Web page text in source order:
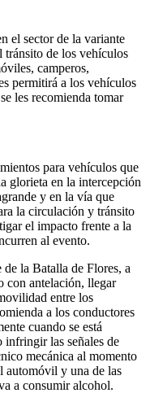
el sector de la variante
tránsito de los vehículos
camperos,
permitirá a los vehículos
les recomienda tomar
para vehículos que
glorieta en la intercepción
y en la vía que
la circulación y tránsito
el impacto frente a la
al evento.
de la Batalla de Flores, a
con antelación, llegar
entre los
a los conductores
cuando se está
infringir las señales de
mecánica al momento
automóvil y una de las
a consumir alcohol.